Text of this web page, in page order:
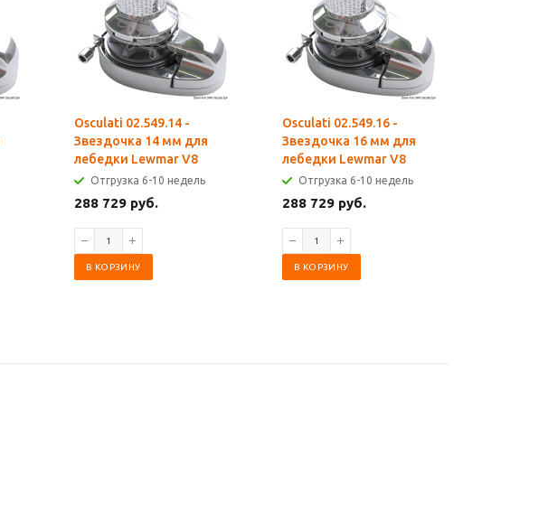
Osculati 02.549.14 -
Звездочка 14 мм для
лебедки Lewmar V8
Отгрузка 6-10 недель
288 729 руб.
В КОРЗИНУ
Osculati 02.549.16 -
Звездочка 16 мм для
лебедки Lewmar V8
Отгрузка 6-10 недель
288 729 руб.
В КОРЗИНУ